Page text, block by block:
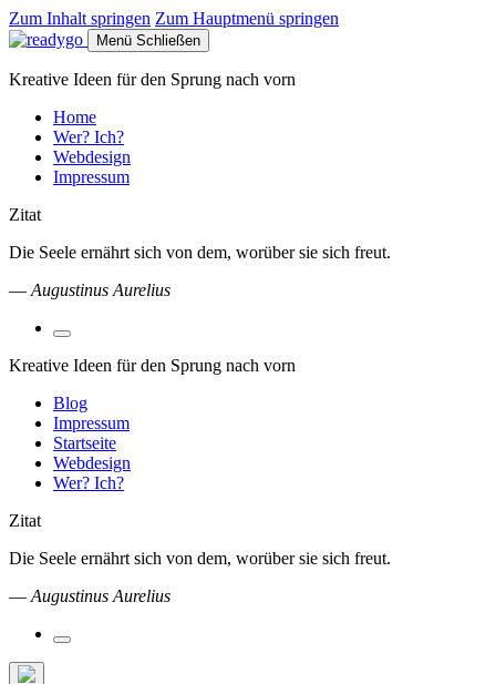
Zum Inhalt springen Zum Hauptmenü springen
Menü Schließen
Kreative Ideen für den Sprung nach vorn
Home
Wer? Ich?
Webdesign
Impressum
Zitat
Die Seele ernährt sich von dem, worüber sie sich freut.
— Augustinus Aurelius
Suchfeld
umschalten
Kreative Ideen für den Sprung nach vorn
Blog
Impressum
Startseite
Webdesign
Wer? Ich?
Zitat
Die Seele ernährt sich von dem, worüber sie sich freut.
— Augustinus Aurelius
Suchfeld